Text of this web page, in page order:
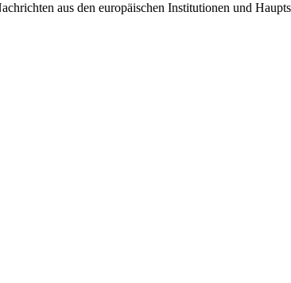
aus den europäischen Institutionen und